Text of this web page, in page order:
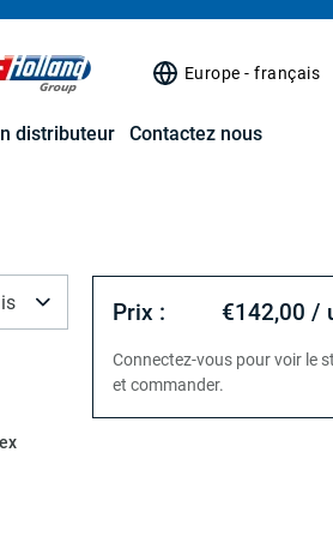
Europe - français
distributeur Contactez nous
Prix : €142,00 /
Connectez-vous pour voir le
et commander.